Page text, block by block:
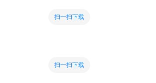
扫一扫下载
扫一扫下载